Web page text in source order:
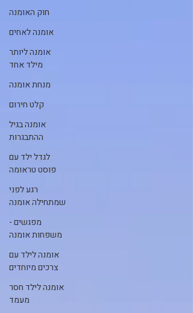
חוק האומנה
אומנה לאחים
אומנה ליותר
מילד אחד
מנחת אומנה
קלט חירום
אומנה בגיל
ההתבגרות
לגדל ילד עם
פוסט טראומה
רגע לפני
שמתחילה אומנה
מפגשים -
משפחות אומנה
אומנה לילד עם
צרכים מיוחדים
אומנה לילד חסר
מעמד